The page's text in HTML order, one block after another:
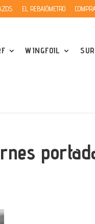
EL REBAJÓMETRO
WINGFOIL